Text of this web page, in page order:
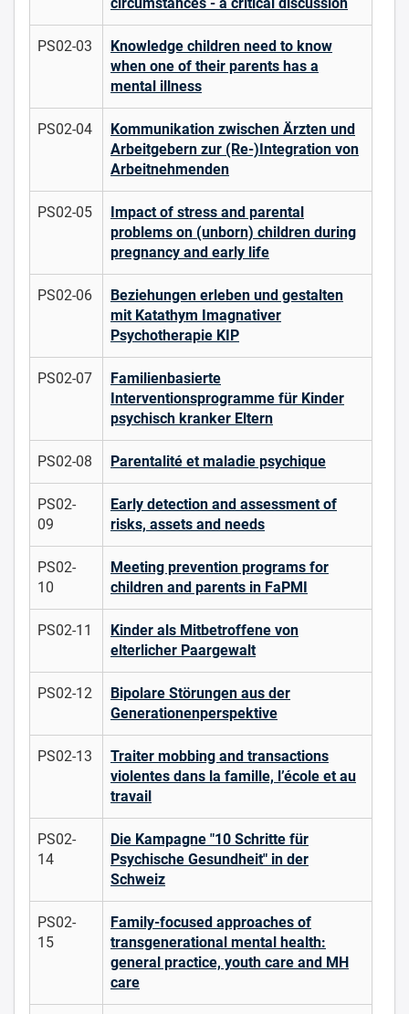
PS02-03
Knowledge children need to know
when one of their parents has a
mental illness
PS02-04
Kommunikation zwischen Ärzten und
Arbeitgebern zur (Re-)Integration von
Arbeitnehmenden
PS02-05
Impact of stress and parental
problems on (unborn) children during
pregnancy and early life
PS02-06
Beziehungen erleben und gestalten
mit Katathym Imagnativer
Psychotherapie KIP
PS02-07
Familienbasierte
Interventionsprogramme für Kinder
psychisch kranker Eltern
PS02-08 Parentalité et maladie psychique
PS02-
09
Early detection and assessment of
risks, assets and needs
PS02-
10
Meeting prevention programs for
children and parents in FaPMI
PS02-11
Kinder als Mitbetroffene von
elterlicher Paargewalt
PS02-12
Bipolare Störungen aus der
Generationenperspektive
PS02-13
Traiter mobbing and transactions
violentes dans la famille, l’école et au
travail
PS02-
14
Die Kampagne "10 Schritte für
Psychische Gesundheit" in der
Schweiz
PS02-
15
Family-focused approaches of
transgenerational mental health:
general practice, youth care and MH
care